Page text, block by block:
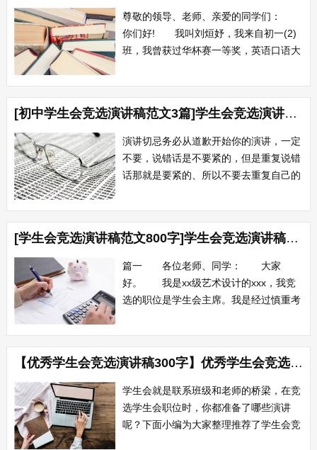
把班会工作做到，并得到了老师和同学们
的认同...
尊敬的领导、老师、亲爱的同学们：
你们好! 我叫刘烜妤，我来自初一(2)
班，我曾获过华杯赛一等奖，英语口语大
次担任各科课代表，现担任班里的数学课
代表。常言道“不想当将军的士兵不是好
士兵”，所以，我要感谢学校给了我们这
一次可以积极参与竞争，挑战自我的机
会。...
[初中学生会竞选演讲稿范文3篇]学生会竞选演讲稿范文6篇
演讲切忌务必从道歉开始你的演讲，一定
不要，说错话是不要紧的，但是重复说错
话那就是要紧的、所以不要去重复自己的
为你觉得任何讲稿中感到不妥的地方表示
歉意，你就可能是在提醒听众注意一些他
们其实并未意识到的东西，所以应对的方
式就是绝口不提过往发生的。下面是小编
为你整理...
[学生会竞选演讲稿范文800字]学生会竞选演讲稿800字三篇
篇一 各位老师、同学： 大家
好。 我是xx级艺术设计的xxx，我竞
选的职位是学生会主席。我是经过慎重考
一直工作到现在，是看着学生会成长起来
的，我也是从最细小的事情做起，一步一
步走向统筹和策划，经过两年的锻炼和过
渡，我越来越对自己有信心。 学生会
主席在学...
【优秀学生会竞选演讲稿300字】优秀学生会竞选演讲稿
学生会就是联系班级和老师的桥梁，在竞
选学生会职位时，你都准备了哪些演讲
呢？下面小编为大家整理推荐了学生会竞